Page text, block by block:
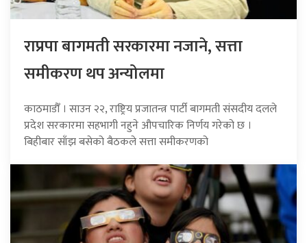
राप्रपा बागमती सरकारमा नजाने, सत्ता
समीकरण थप अन्योलमा
काठमाडौँ । साउन २२, राष्ट्रिय प्रजातन्त्र पार्टी बागमती संसदीय दलले
प्रदेश सरकारमा सहभागी नहुने औपचारिक निर्णय गरेको छ ।
बिहीबार साँझ बसेको बैठकले सत्ता समीकरणको